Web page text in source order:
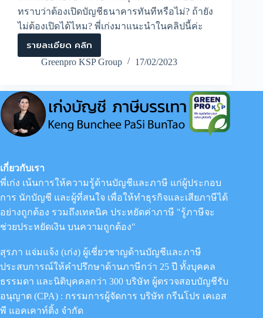
ทราบว่าต้องเปิดบัญชีธนาคารทันทีหรือไม่? ถ้ายัง
ไม่ต้องเปิดได้ไหม? พี่เก่งมาแนะนำในคลิปนี้ค่ะ
รายละเอียด คลิก
หาก
จด
ทะเบียน
ต้อง
เปิด
บัญชี
ธนาคาร
ทันที
Greenpro KSP Group 17/02/2023
เกี่ยวกับเรา
พี่เก่ง เน้นการให้ความรู้ด้านบัญชีและภาษี แก่ผู้ประกอบ
การ นักบัญชี และผู้ที่สนใจ เพื่อให้ทำธุรกิจและเสียภาษีได้
อย่างถูกต้อง รวมถึงเทคนิค ประหยัดค่าภาษี "รู้ภาษีจะ
ช่วยประหยัดเงิน บนความถูกต้อง"
สุรภา แจ่มแจ้ง (เก่ง) ผู้เชี่ยวชาญด้านบัญชีและภาษี
ประสบการณ์ให้คำปรึกษาด้านภาษีกว่า 25 ปี ทั้งบุคคล
ธรรมดา และนิติบุคคลกว่า 300 บริษัท ผู้ตรวจสอบบัญชีรับ
อนุญาต (CPA) : กรรมการผู้จัดการ บริษัท กรีนโปร เคเอส
พี แอคเคาท์ติ้ง จำกัด